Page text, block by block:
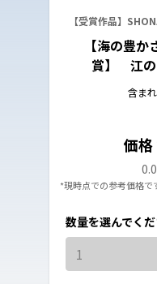
【受賞作品】
【海の豊
賞】 江
含ま
価
*現時点での参考価格で
数量を選んでく
1